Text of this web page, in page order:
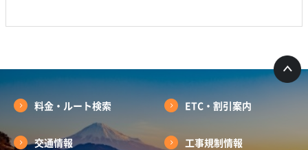
料金・ルート検索 ETC・割引案内
交通情報 工事規制情報